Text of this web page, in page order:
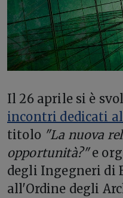
Il 26 aprile si è
incontri dedicati
titolo "La nuova
opportunità?"e
degli Ingegneri di
all'Ordine degli